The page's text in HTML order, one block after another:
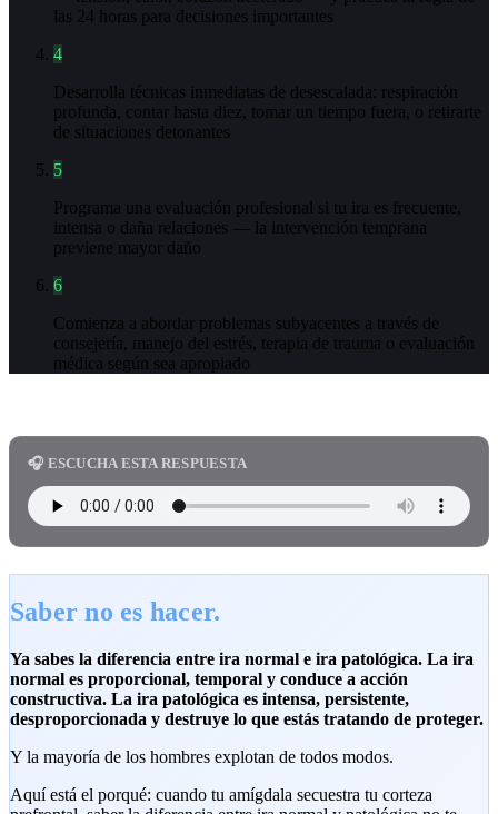
las 24 horas para decisiones importantes
4
Desarrolla técnicas inmediatas de desescalada: respiración
profunda, contar hasta diez, tomar un tiempo fuera, o retirarte
de situaciones detonantes
5
Programa una evaluación profesional si tu ira es frecuente,
intensa o daña relaciones — la intervención temprana
previene mayor daño
6
Comienza a abordar problemas subyacentes a través de
consejería, manejo del estrés, terapia de trauma o evaluación
médica según sea apropiado
🎧 ESCUCHA ESTA RESPUESTA
Saber no es hacer.
Ya sabes la diferencia entre ira normal e ira patológica. La ira
normal es proporcional, temporal y conduce a acción
constructiva. La ira patológica es intensa, persistente,
desproporcionada y destruye lo que estás tratando de proteger.
Y la mayoría de los hombres explotan de todos modos.
Aquí está el porqué: cuando tu amígdala secuestra tu corteza